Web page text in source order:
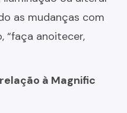
as mudanças com
“faça anoitecer,
à Magnific